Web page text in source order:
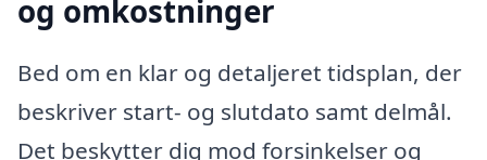
og omkostninger
Bed om en klar og detaljeret tidsplan, der
beskriver start- og slutdato samt delmål.
Det beskytter dig mod forsinkelser og